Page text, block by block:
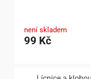
není skladem
99 Kč